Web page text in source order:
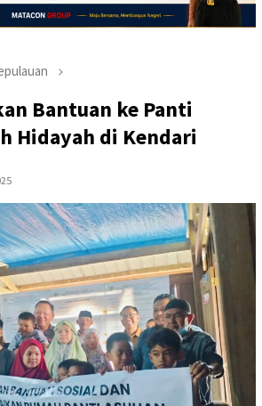
Bantuan ke Panti
Hidayah di Kendari